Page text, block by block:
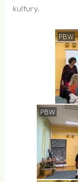
kultury.
PBW
PBW